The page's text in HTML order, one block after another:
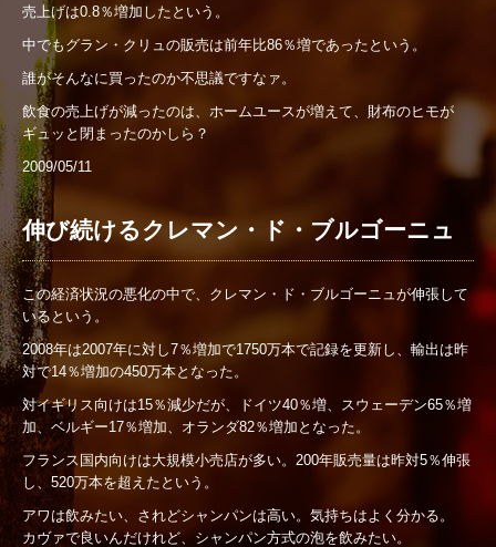
売上げは0.8％増加したという。
中でもグラン・クリュの販売は前年比86％増であったという。
誰がそんなに買ったのか不思議ですなァ。
飲食の売上げが減ったのは、ホームユースが増えて、財布のヒモが
ギュッと閉まったのかしら？
2009/05/11
伸び続けるクレマン・ド・ブルゴーニュ
この経済状況の悪化の中で、クレマン・ド・ブルゴーニュが伸張して
いるという。
2008年は2007年に対し7％増加で1750万本で記録を更新し、輸出は昨
対で14％増加の450万本となった。
対イギリス向けは15％減少だが、ドイツ40％増、スウェーデン65％増
加、ベルギー17％増加、オランダ82％増加となった。
フランス国内向けは大規模小売店が多い。200年販売量は昨対5％伸張
し、520万本を超えたという。
アワは飲みたい、されどシャンパンは高い。気持ちはよく分かる。
カヴァで良いんだけれど、シャンパン方式の泡を飲みたい。